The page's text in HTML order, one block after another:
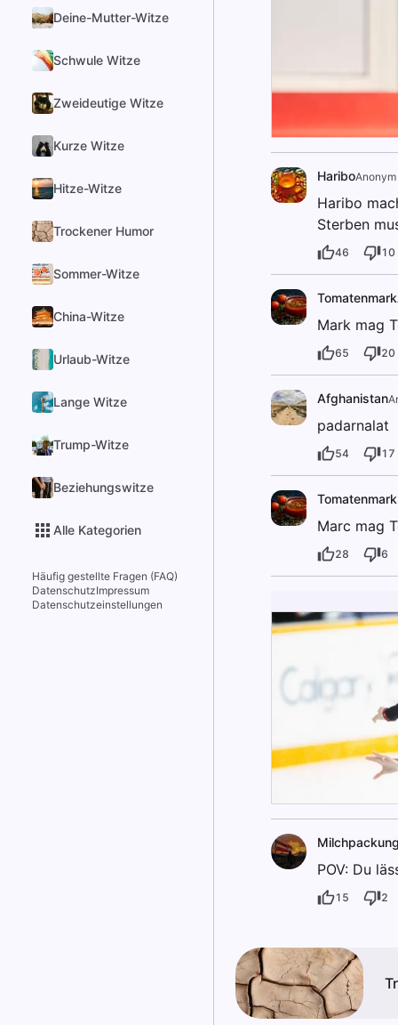
Deine-Mutter-Witze
Schwule Witze
Zweideutige Witze
Kurze Witze
Hitze-Witze
Trockener Humor
Sommer-Witze
China-Witze
Urlaub-Witze
Lange Witze
Trump-Witze
Beziehungswitze
Alle Kategorien
Häufig gestellte Fragen (FAQ)
DatenschutzImpressum
Datenschutzeinstellungen
HariboAnonym
Haribo
Sterben
46 10
Tomatenmark
Mark mag
65 20
Afghanistan
padarnalat
54 17
Tomatenmark
Marc mag
28 6
POV: Du
15 2